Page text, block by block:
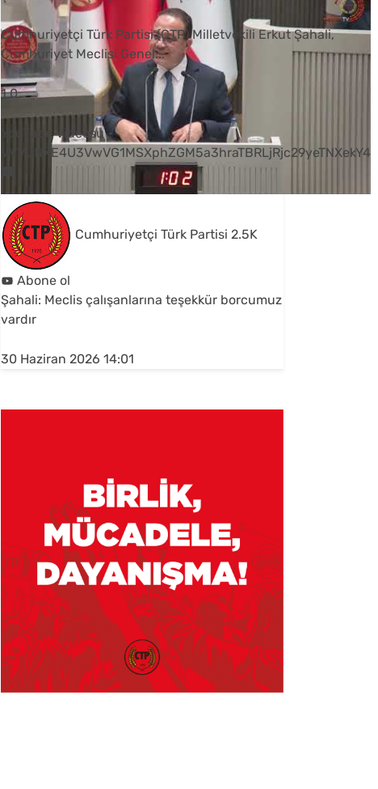
Cumhuriyetçi Türk Partisi (CTP) Milletvekili Erkut Şahali,
Cumhuriyet Meclisi Genel...
1 0
YouTube Videosu
VVVUNXE4U3VwVG1MSXphZGM5a3hraTBRLjRjc29yeTNXekY4
Cumhuriyetçi Türk Partisi 2.5K
Abone ol
Şahali: Meclis çalışanlarına teşekkür borcumuz
vardır
30 Haziran 2026 14:01